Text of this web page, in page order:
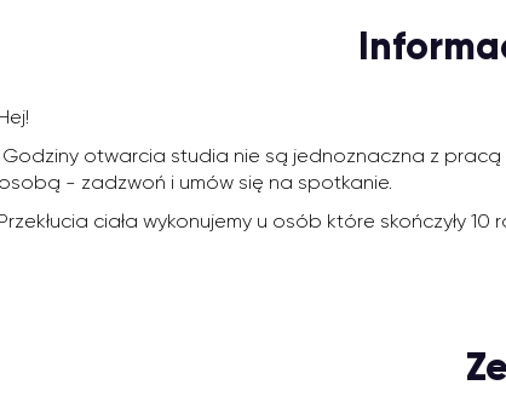
Hej!
Godziny otwarcia studia nie są jednoznaczna z pracą
osobą - zadzwoń i umów się na spotkanie.
Przekłucia ciała wykonujemy u osób które skończyły